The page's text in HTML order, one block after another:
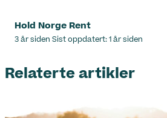
Hold Norge Rent
Lagt
3 år siden Sist oppdatert:1 år siden
Relaterte artikler